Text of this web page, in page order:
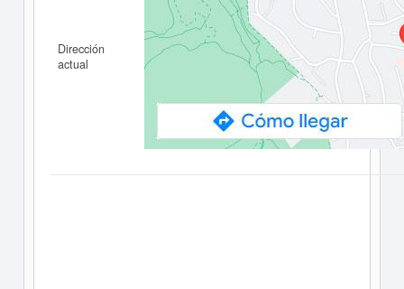
Dirección
actual